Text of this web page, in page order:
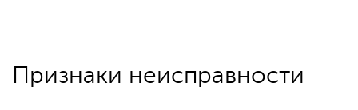
Признаки неисправности